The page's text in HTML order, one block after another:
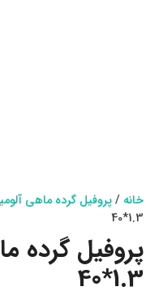
خانه /پروفیل گرده ماهی
1.3*40
پروفیل گرده
1.3*40